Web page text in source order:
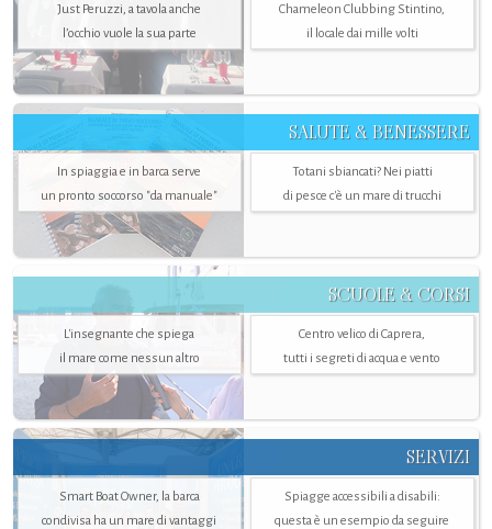
Just Peruzzi, a tavola anche
l’occhio vuole la sua parte
Chameleon Clubbing Stintino,
il locale dai mille volti
SALUTE & BENESSERE
In spiaggia e in barca serve
un pronto soccorso "da manuale"
Totani sbiancati? Nei piatti
di pesce c'è un mare di trucchi
SCUOLE & CORSI
L'insegnante che spiega
il mare come nessun altro
Centro velico di Caprera,
tutti i segreti di acqua e vento
SERVIZI
Smart Boat Owner, la barca
condivisa ha un mare di vantaggi
Spiagge accessibili a disabili:
questa è un esempio da seguire